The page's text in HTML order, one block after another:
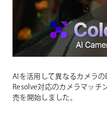
AIを活用して異なるカメラ
Resolve対応のカメラマッチ
売を開始しました。